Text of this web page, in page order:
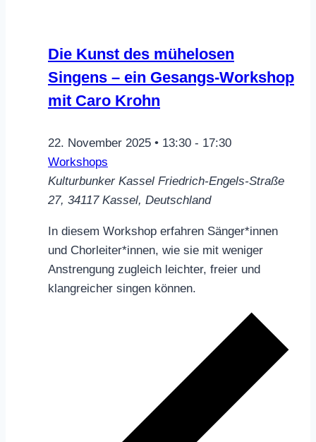
Die Kunst des mühelosen
Singens – ein Gesangs-Workshop
mit Caro Krohn
22. November 2025 • 13:30 - 17:30
Workshops
Kulturbunker Kassel Friedrich-Engels-Straße
27, 34117 Kassel, Deutschland
In diesem Workshop erfahren Sänger*innen
und Chorleiter*innen, wie sie mit weniger
Anstrengung zugleich leichter, freier und
klangreicher singen können.